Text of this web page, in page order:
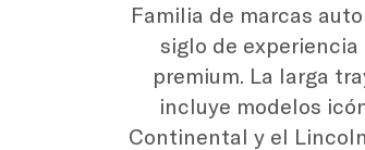
Familia de marcas
siglo de
premium. La larga
incluye modelos
Continental y el